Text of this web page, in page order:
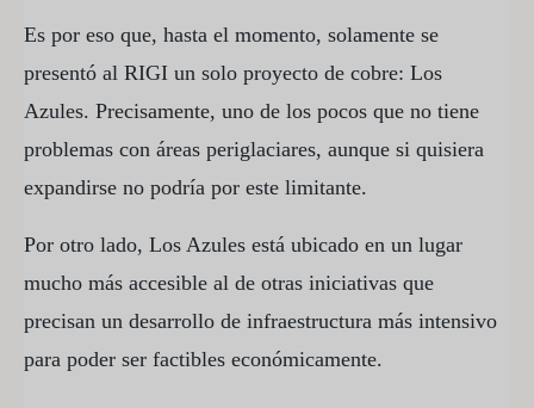
Es por eso que, hasta el momento, solamente se
presentó al RIGI un solo proyecto de cobre: Los
Azules. Precisamente, uno de los pocos que no tiene
problemas con áreas periglaciares, aunque si quisiera
expandirse no podría por este limitante.
Por otro lado, Los Azules está ubicado en un lugar
mucho más accesible al de otras iniciativas que
precisan un desarrollo de infraestructura más intensivo
para poder ser factibles económicamente.